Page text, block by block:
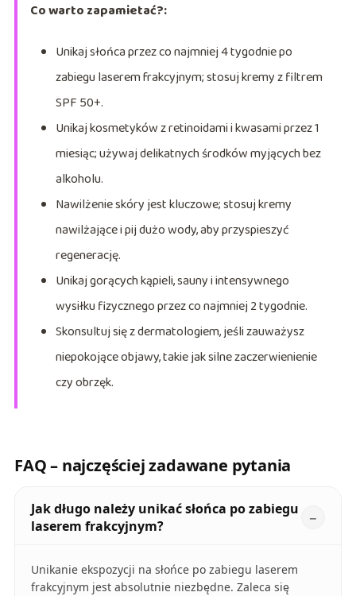
Co warto zapamietać?:
Unikaj słońca przez co najmniej 4 tygodnie po
zabiegu laserem frakcyjnym; stosuj kremy z filtrem
SPF 50+.
Unikaj kosmetyków z retinoidami i kwasami przez 1
miesiąc; używaj delikatnych środków myjących bez
alkoholu.
Nawilżenie skóry jest kluczowe; stosuj kremy
nawilżające i pij dużo wody, aby przyspieszyć
regenerację.
Unikaj gorących kąpieli, sauny i intensywnego
wysiłku fizycznego przez co najmniej 2 tygodnie.
Skonsultuj się z dermatologiem, jeśli zauważysz
niepokojące objawy, takie jak silne zaczerwienienie
czy obrzęk.
FAQ – najczęściej zadawane pytania
Jak długo należy unikać słońca po zabiegu
laserem frakcyjnym?
Unikanie ekspozycji na słońce po zabiegu laserem
frakcyjnym jest absolutnie niezbędne. Zaleca się